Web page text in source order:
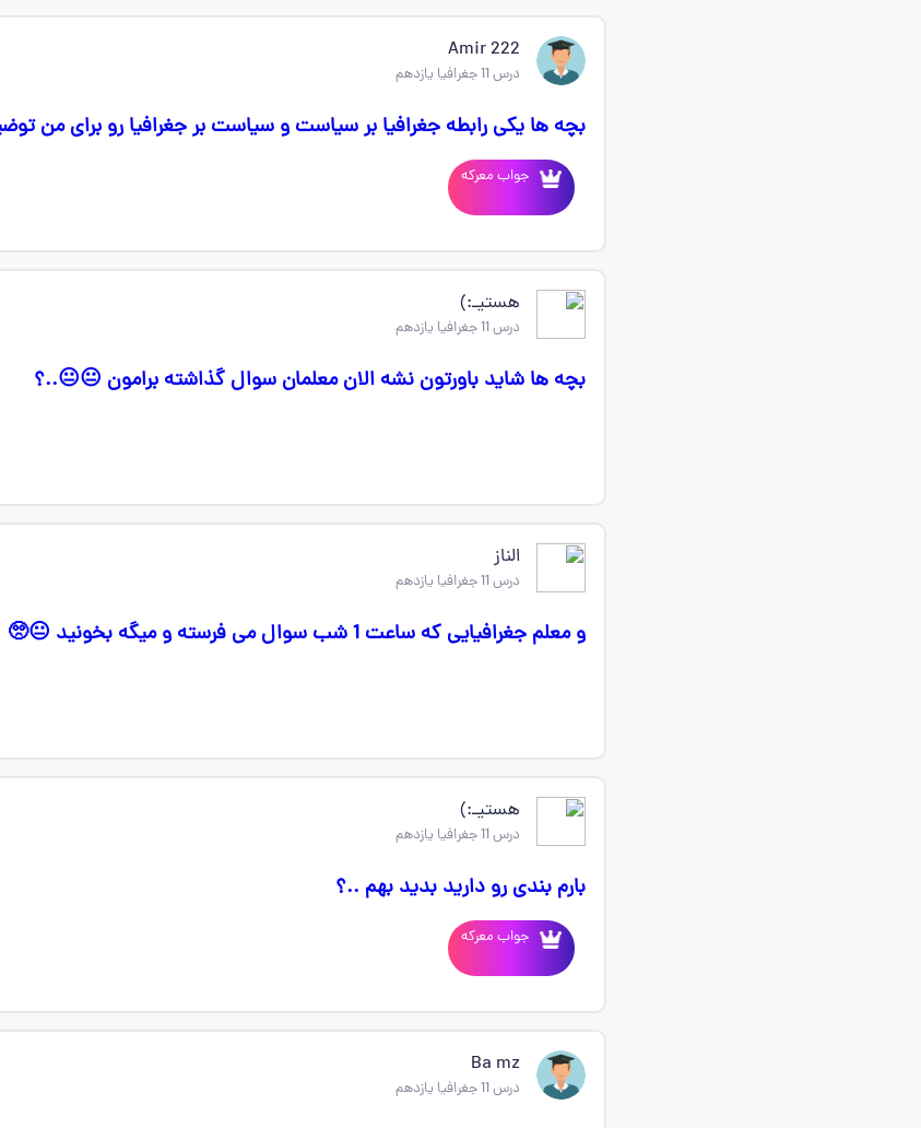
Amir 222
درس 11 جغرافیا یازدهم
بچه ها یکی رابطه جغرافیا بر سیاست و سیاست بر جغرافیا رو برای من
جواب معرکه
هستیـ:)
درس 11 جغرافیا یازدهم
بچه ها شاید باورتون نشه الان معلمان سوال گذاشته برامون 😐😐..؟
الناز
درس 11 جغرافیا یازدهم
و معلم جغرافیایی که ساعت 1 شب سوال می فرسته و میگه بخونید 😐🥺
هستیـ:)
درس 11 جغرافیا یازدهم
بارم بندی رو دارید بدید بهم ..؟
جواب معرکه
Ba mz
درس 11 جغرافیا یازدهم